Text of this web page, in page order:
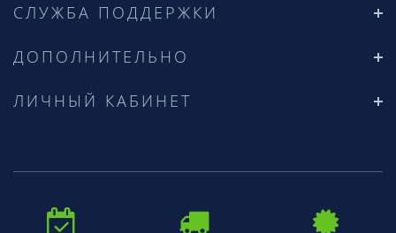
СЛУЖБА ПОДДЕРЖКИ
ДОПОЛНИТЕЛЬНО
ЛИЧНЫЙ КАБИНЕТ